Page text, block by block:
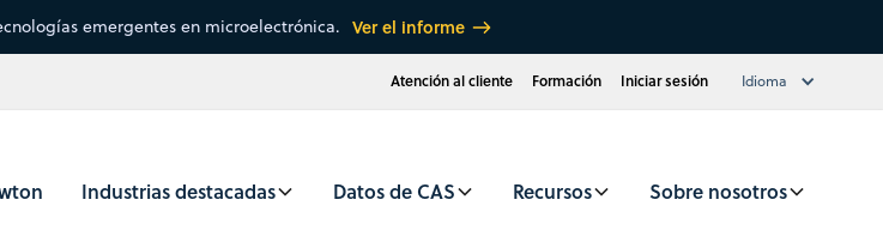
emergentes en microelectrónica. Ver el informe
Atención al cliente Formación Iniciar sesión Idioma
Industrias destacadas Datos de CAS Recursos Sobre nosotros